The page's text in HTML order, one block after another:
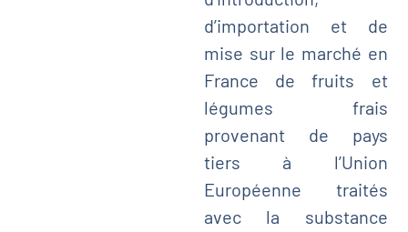
d’importation et de
mise sur le marché en
France de fruits et
légumes frais
provenant de pays
tiers à l’Union
Européenne traités
avec la substance